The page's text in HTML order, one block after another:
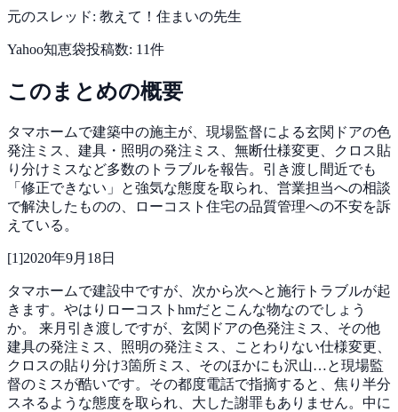
元のスレッド: 教えて！住まいの先生
Yahoo知恵袋投稿数: 11件
このまとめの概要
タマホームで建築中の施主が、現場監督による玄関ドアの色
発注ミス、建具・照明の発注ミス、無断仕様変更、クロス貼
り分けミスなど多数のトラブルを報告。引き渡し間近でも
「修正できない」と強気な態度を取られ、営業担当への相談
で解決したものの、ローコスト住宅の品質管理への不安を訴
えている。
[1]2020年9月18日
タマホームで建設中ですが、次から次へと施行トラブルが起
きます。やはりローコストhmだとこんな物なのでしょう
か。 来月引き渡しですが、玄関ドアの色発注ミス、その他
建具の発注ミス、照明の発注ミス、ことわりない仕様変更、
クロスの貼り分け3箇所ミス、そのほかにも沢山…と現場監
督のミスが酷いです。その都度電話で指摘すると、焦り半分
スネるような態度を取られ、大した謝罪もありません。中に